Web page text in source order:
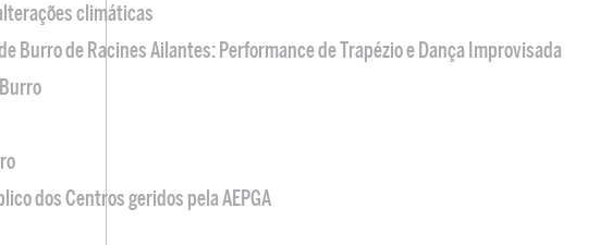
climáticas
Burro de Racines Ailantes: Performance de Trapézio e Dança Improvisada
dos Centros geridos pela AEPGA